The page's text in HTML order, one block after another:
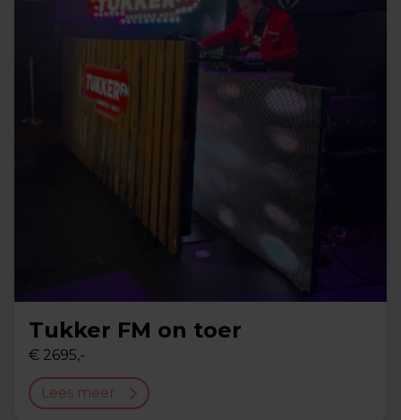
Tukker FM on toer
€ 2695,-
Lees meer